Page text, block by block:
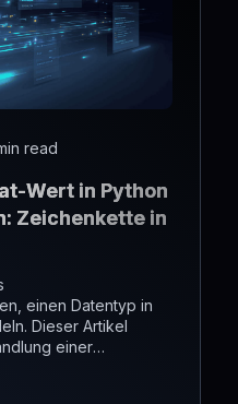
read
Wert in Python
Zeichenkette in
einen Datentyp in
Dieser Artikel
einer